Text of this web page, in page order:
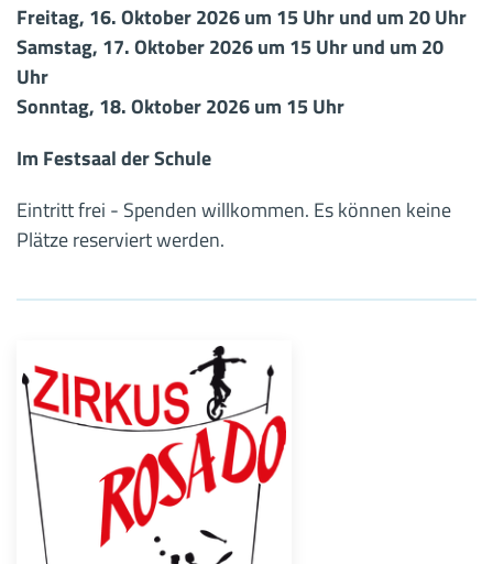
Freitag, 16. Oktober 2026 um 15 Uhr und um 20 Uhr
Samstag, 17. Oktober 2026 um 15 Uhr und um 20
Uhr
Sonntag, 18. Oktober 2026 um 15 Uhr
Im Festsaal der Schule
Eintritt frei - Spenden willkommen. Es können keine
Plätze reserviert werden.